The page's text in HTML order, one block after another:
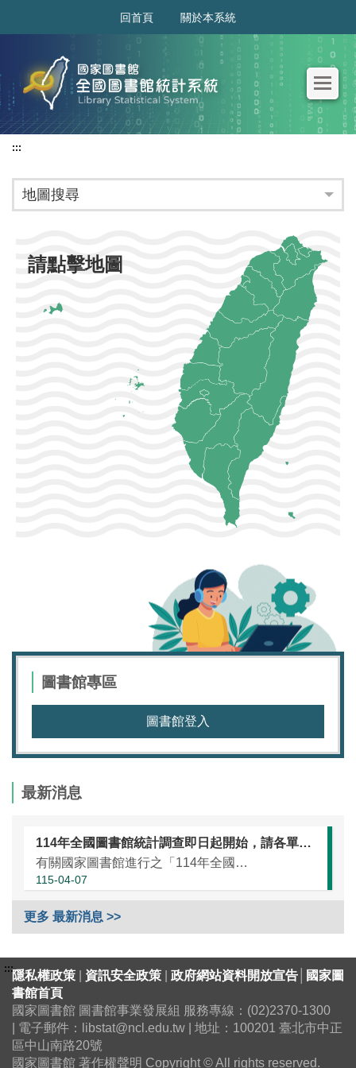
回首頁 關於本系統
:::
地圖搜尋
請點擊地圖
圖書館專區
圖書館登入
最新消息
114年全國圖書館統計調查即日起開始，請各單位協助於本（115）年5月25日前完成統計資訊填報（延長至7月10日）
有關國家圖書館進行之「114年全國圖書館統計」調查，涵蓋全國大專校院圖書館、國民小學圖書館、國民中學圖書館、高級中等學校暨特殊教育學校圖書館，以及專門圖書館，藉由相關統計數據之蒐集，將有助瞭解我國各類...
115-04-07
更多 最新消息 >>
:::隱私權政策 資訊安全政策 政府網站資料開放宣告
國家圖
書館首頁
國家圖書館 圖書館事業發展組 服務專線：(02)2370-1300
| 電子郵件：libstat@ncl.edu.tw | 地址：100201 臺北市中正
區中山南路20號
國家圖書館 著作權聲明 Copyright © All rights reserved.